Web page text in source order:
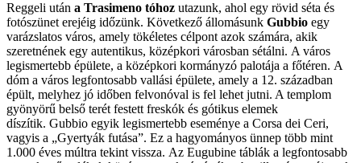
Reggeli után a Trasimeno tóhoz utazunk, ahol egy rövid séta és
fotószünet erejéig időzünk. Következő állomásunk Gubbio egy
varázslatos város, amely tökéletes célpont azok számára, akik
szeretnének egy autentikus, középkori városban sétálni. A város
legismertebb épülete, a középkori kormányzó palotája a főtéren. A
dóm a város legfontosabb vallási épülete, amely a 12. században
épült, melyhez jó időben felvonóval is fel lehet jutni. A templom
gyönyörű belső terét festett freskók és gótikus elemek
díszítik. Gubbio egyik legismertebb eseménye a Corsa dei Ceri,
vagyis a „Gyertyák futása”. Ez a hagyományos ünnep több mint
1.000 éves múltra tekint vissza. Az Eugubine táblák a legfontosabb